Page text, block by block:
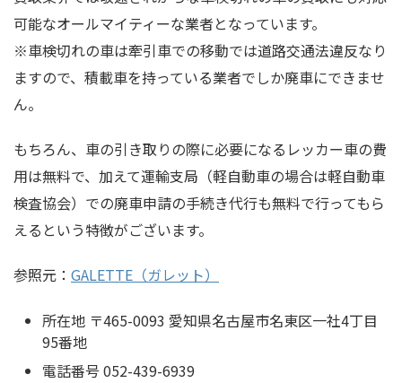
可能なオールマイティーな業者となっています。
※車検切れの車は牽引車での移動では道路交通法違反なり
ますので、積載車を持っている業者でしか廃車にできませ
ん。
もちろん、車の引き取りの際に必要になるレッカー車の費
用は無料で、加えて運輸支局（軽自動車の場合は軽自動車
検査協会）での廃車申請の手続き代行も無料で行ってもら
えるという特徴がございます。
参照元： GALETTE（ガレット）
所在地 〒465-0093 愛知県名古屋市名東区一社4丁目
95番地
電話番号 052-439-6939